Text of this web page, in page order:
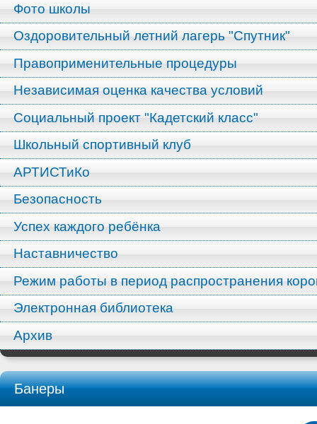
Фото школы
Оздоровительный летний лагерь "Спутник"
Правоприменительные процедуры
Независимая оценка качества условий
Социальный проект "Кадетский класс"
Школьный спортивный клуб
АРТИСТиКо
Безопасность
Успех каждого ребёнка
Наставничество
Режим работы в период распространения
Электронная библиотека
Архив
Банеры